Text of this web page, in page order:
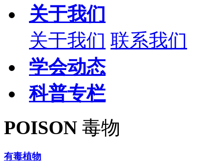
关于我们
关于我们 联系我们
学会动态
科普专栏
POISON 毒物
有毒植物